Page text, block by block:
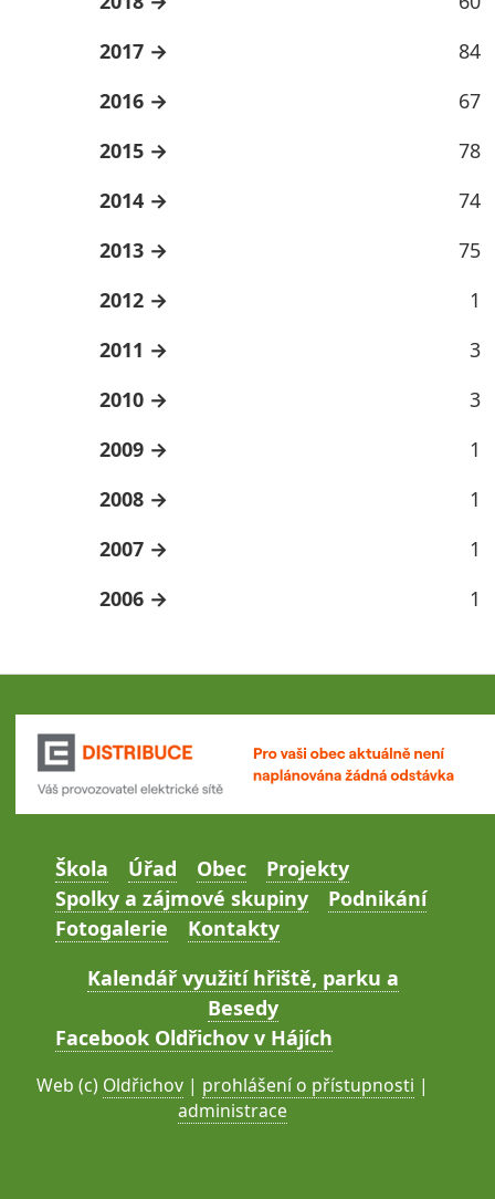
2017
84
2016
67
2015
78
2014
74
2013
75
2012
1
2011
3
2010
3
2009
1
2008
1
2007
1
2006
1
Škola Úřad Obec
Projekty
Spolky a zájmové skupiny
Podnikání
Fotogalerie
Kontakty
Kalendář využití hřiště, parku a
Besedy
Facebook Oldřichov v Hájích
Web (c) Oldřichov | prohlášení o přístupnosti |
administrace